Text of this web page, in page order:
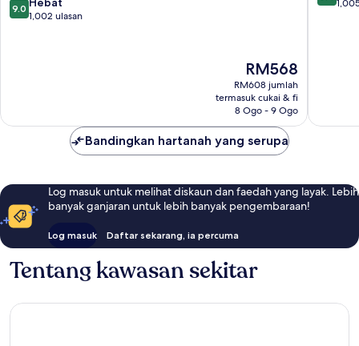
daripada
9.0
1,002 ulasan
Harga
ialah
RM568
RM568
RM608 jumlah
termasuk cukai & fi
8 Ogo - 9 Ogo
Bandingkan hartanah yang serupa
Log masuk untuk melihat diskaun dan faedah yang layak. Lebih
banyak ganjaran untuk lebih banyak pengembaraan!
Log masuk Daftar sekarang, ia percuma
Tentang kawasan sekitar